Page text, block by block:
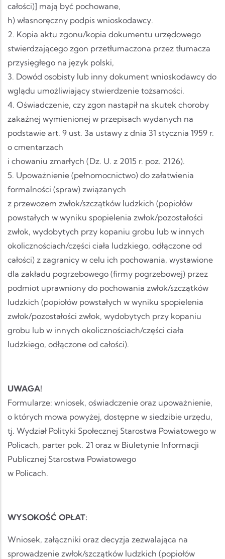
całości)] mają być pochowane,
h) własnoręczny podpis wnioskodawcy.
2. Kopia aktu zgonu/kopia dokumentu urzędowego
stwierdzającego zgon przetłumaczona przez tłumacza
przysięgłego na język polski,
3. Dowód osobisty lub inny dokument wnioskodawcy do
wglądu umożliwiający stwierdzenie tożsamości.
4. Oświadczenie, czy zgon nastąpił na skutek choroby
zakaźnej wymienionej w przepisach wydanych na
podstawie art. 9 ust. 3a ustawy z dnia 31 stycznia 1959 r.
o cmentarzach
i chowaniu zmarłych (Dz. U. z 2015 r. poz. 2126).
5. Upoważnienie (pełnomocnictwo) do załatwienia
formalności (spraw) związanych
z przewozem zwłok/szczątków ludzkich (popiołów
powstałych w wyniku spopielenia zwłok/pozostałości
zwłok, wydobytych przy kopaniu grobu lub w innych
okolicznościach/części ciała ludzkiego, odłączone od
całości) z zagranicy w celu ich pochowania, wystawione
dla zakładu pogrzebowego (firmy pogrzebowej) przez
podmiot uprawniony do pochowania zwłok/szczątków
ludzkich (popiołów powstałych w wyniku spopielenia
zwłok/pozostałości zwłok, wydobytych przy kopaniu
grobu lub w innych okolicznościach/części ciała
ludzkiego, odłączone od całości).
UWAGA!
Formularze: wniosek, oświadczenie oraz upoważnienie,
o których mowa powyżej, dostępne w siedzibie urzędu,
tj. Wydział Polityki Społecznej Starostwa Powiatowego w
Policach, parter pok. 21 oraz w Biuletynie Informacji
Publicznej Starostwa Powiatowego
w Policach.
WYSOKOŚĆ OPŁAT:
Wniosek, załączniki oraz decyzja zezwalająca na
sprowadzenie zwłok/szczątków ludzkich (popiołów